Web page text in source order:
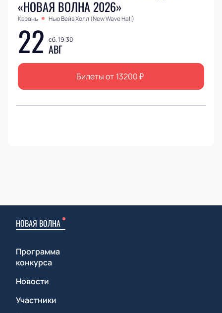
«НОВАЯ ВОЛНА 2026»
Казань Нью Вейв Холл (New Wave Hall)
22 сб, 19:30
АВГ
Билеты от 13200₽
НОВАЯ ВОЛНА
Программа
конкурса
Новости
Участники